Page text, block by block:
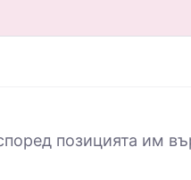
позицията им